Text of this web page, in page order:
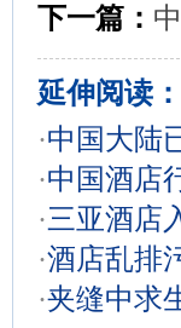
下一篇：
延伸阅读：
·中国大陆
·中国酒店
·三亚酒店
·酒店乱排
·夹缝中求